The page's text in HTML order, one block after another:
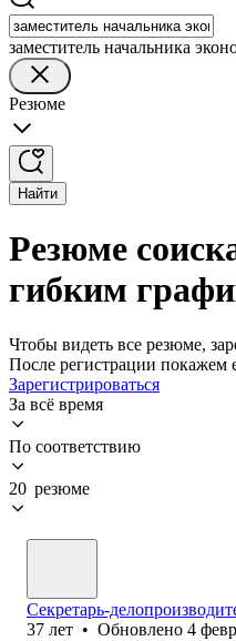
заместитель начальника
Резюме
Найти
Резюме
гибким
Чтобы видеть все резюме,
После регистрации покажем
Зарегистрироваться
За всё время
По соответствию
20 резюме
Секретарь-
37 лет • Обновлено 4